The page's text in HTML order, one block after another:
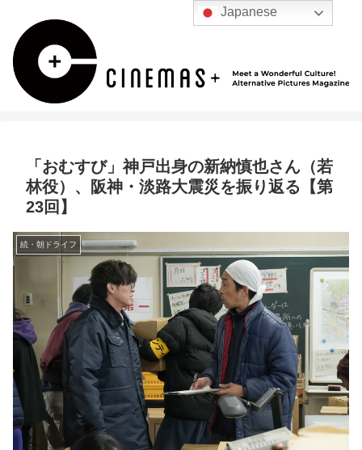
「おむすび」神戸出身の新納慎也さん（若
林役）、阪神・淡路大震災を振り返る【第
23回】
続・朝ドライフ
Japanese